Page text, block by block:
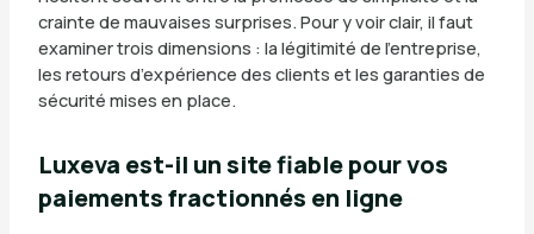
crainte de mauvaises surprises. Pour y voir clair, il faut
examiner trois dimensions : la légitimité de l’entreprise,
les retours d’expérience des clients et les garanties de
sécurité mises en place.
Luxeva est-il un site fiable pour vos
paiements fractionnés en ligne